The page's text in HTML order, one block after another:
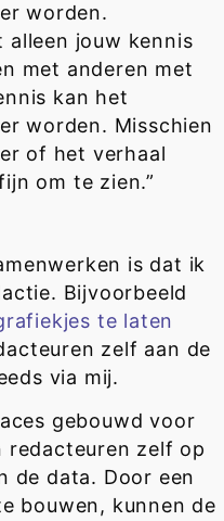
worden.
alleen jouw kennis
met anderen met
kan het
worden. Misschien
of het verhaal
om te zien.”
is dat ik
Bijvoorbeeld
te laten
zelf aan de
via mij.
gebouwd voor
redacteuren zelf op
de data. Door een
bouwen, kunnen de